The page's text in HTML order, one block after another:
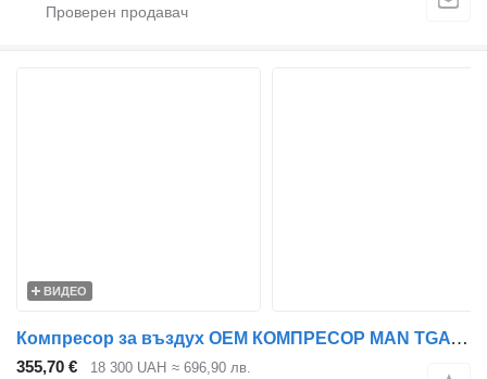
ВИДЕО
Компресор за въздух OEM КОМПРЕСОР MAN TGA 51541007095 за влекач MAN TGA, Rogue
355,70 € 18 300 UAH ≈ 696,90 лв.